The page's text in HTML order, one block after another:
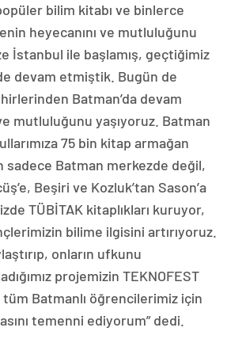
bilim kitabı ve binlerce
heyecanını ve mutluluğunu
İstanbul ile başlamış, geçtiğimiz
devam etmiştik. Bugün de
Batman’da devam
mutluluğunu yaşıyoruz. Batman
75 bin kitap armağan
sadece Batman merkezde değil,
Beşiri ve Kozluk’tan Sason’a
TÜBİTAK kitaplıkları kuruyor,
bilime ilgisini artırıyoruz.
onların ufkunu
projemizin TEKNOFEST
Batmanlı öğrencilerimiz için
temenni ediyorum” dedi.